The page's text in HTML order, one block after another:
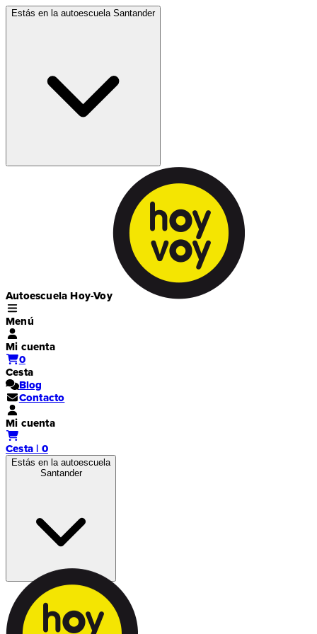
Estás en la autoescuela Santander
Autoescuela Hoy-Voy
Menú
Mi cuenta
0
Cesta
Blog
Contacto
Mi cuenta
Cesta | 0
Estás en la autoescuela
Santander